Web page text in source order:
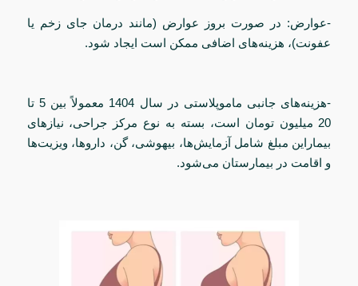
-عوارض: در صورت بروز عوارض (مانند درمان جای زخم یا
عفونت)، هزینه‌های اضافی ممکن است ایجاد شود.
-هزینه‌های جانبی ماموپلاستی در سال 1404 معمولاً بین 5 تا
20 میلیون تومان است، بسته به نوع مرکز جراحی، نیازهای
بیماراین مبلغ شامل آزمایش‌ها، بیهوشی، گن، داروها، ویزیت‌ها
و اقامت در بیمارستان می‌شود.